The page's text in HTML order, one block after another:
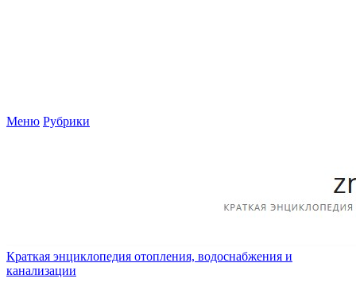
Меню Рубрики
Краткая энциклопедия отопления, водоснабжения и
канализации